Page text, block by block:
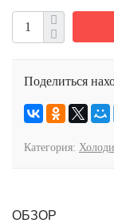
Поделиться
Категория:
ОБЗОР